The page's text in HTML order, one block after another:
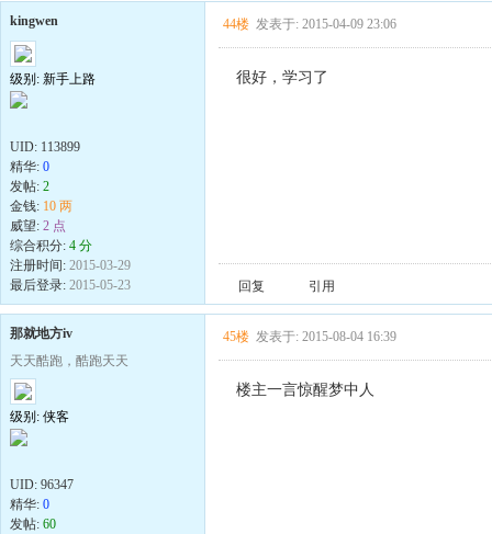
kingwen
级别: 新手上路
UID: 113899
精华: 0
发帖: 2
金钱: 10 两
威望: 2 点
综合积分: 4 分
注册时间: 2015-03-29
最后登录: 2015-05-23
44楼 发表于: 2015-04-09 23:06
很好，学习了
回复 引用
那就地方iv
天天酷跑，酷跑天天
级别: 侠客
UID: 96347
精华: 0
发帖: 60
45楼 发表于: 2015-08-04 16:39
楼主一言惊醒梦中人